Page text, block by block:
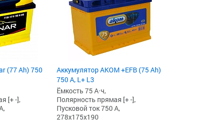
(77 Ah) 750
[+ -],
Аккумулятор AKOM +EFB (75 Ah)
750 А, L+ L3
Ёмкость 75 А·ч,
Полярность прямая [+ -],
Пусковой ток 750 А,
278x175x190